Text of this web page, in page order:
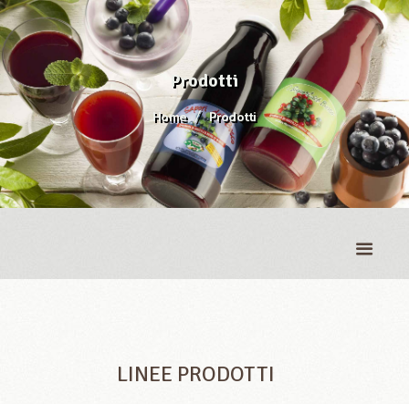
Prodotti
Home
Prodotti
LINEE PRODOTTI